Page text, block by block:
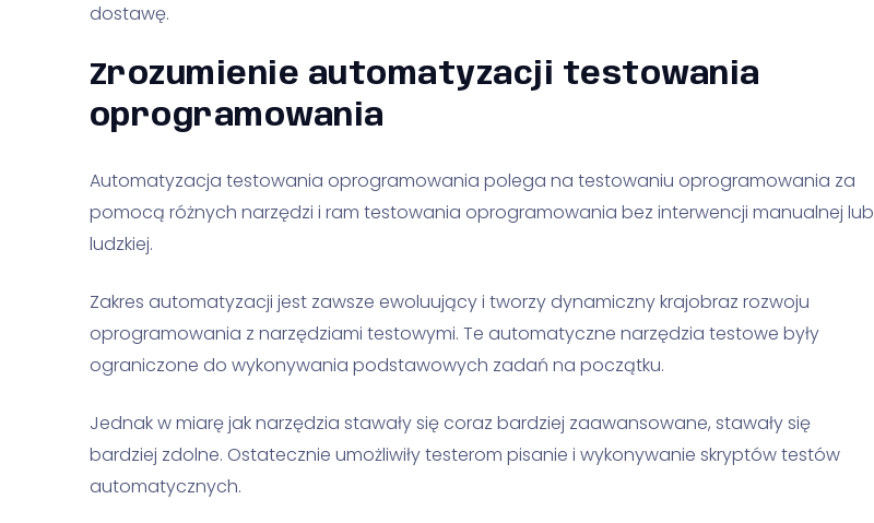
dostawę.
Zrozumienie automatyzacji testowania
oprogramowania
Automatyzacja testowania oprogramowania polega na testowaniu oprogramowania za
pomocą różnych narzędzi i ram testowania oprogramowania bez interwencji manualnej lub
ludzkiej.
Zakres automatyzacji jest zawsze ewoluujący i tworzy dynamiczny krajobraz rozwoju
oprogramowania z narzędziami testowymi. Te automatyczne narzędzia testowe były
ograniczone do wykonywania podstawowych zadań na początku.
Jednak w miarę jak narzędzia stawały się coraz bardziej zaawansowane, stawały się
bardziej zdolne. Ostatecznie umożliwiły testerom pisanie i wykonywanie skryptów testów
automatycznych.